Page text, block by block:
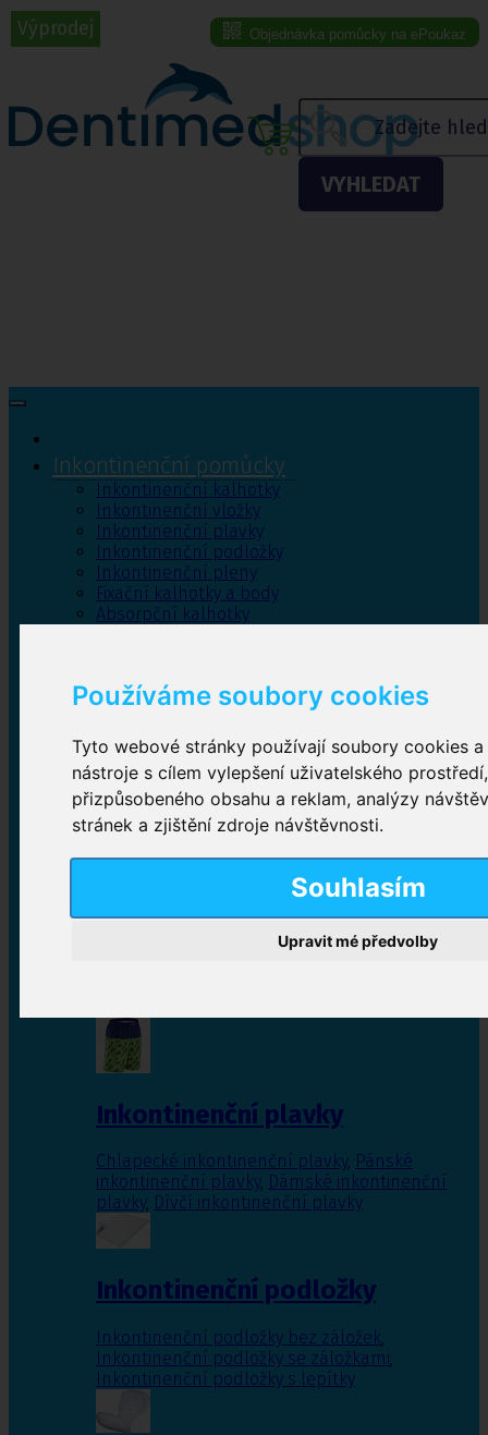
Používáme soubory cookies
Tyto webové stránky používají soubory cookies
nástroje s cílem vylepšení uživatelského
přizpůsobeného obsahu a reklam, analýzy
stránek a zjištění zdroje návštěvnosti.
Souhlasím
Upravit mé předvolby
Objednávka pomůcky na ePoukaz
VYHLEDAT
Menu eshopu
Inkontinenční pomůcky
Inkontinenční kalhotky
Inkontinenční vložky
Inkontinenční plavky
Inkontinenční podložky
Inkontinenční pleny
Fixační kalhotky a body
Absorpční kalhotky
Inkontinenční kalhotky
Plenkové kalhotky navlékací,Plenkové kalhotky
zalepovací,Inkontinenční kalhotky dámské
Inkontinenční vložky
Inkontinenční plavky
Chlapecké inkontinenční plavky, Pánské
inkontinenční plavky, Dámské inkontinenční
plavky, Dívčí inkontinenční plavky
Inkontinenční podložky
Inkontinenční podložky bez záložek,
Inkontinenční podložky se záložkami,
Inkontinenční podložky s lepítky
Výprodej
Výprodej
Výprodej